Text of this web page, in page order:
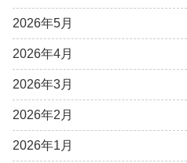
2026年5月
2026年4月
2026年3月
2026年2月
2026年1月